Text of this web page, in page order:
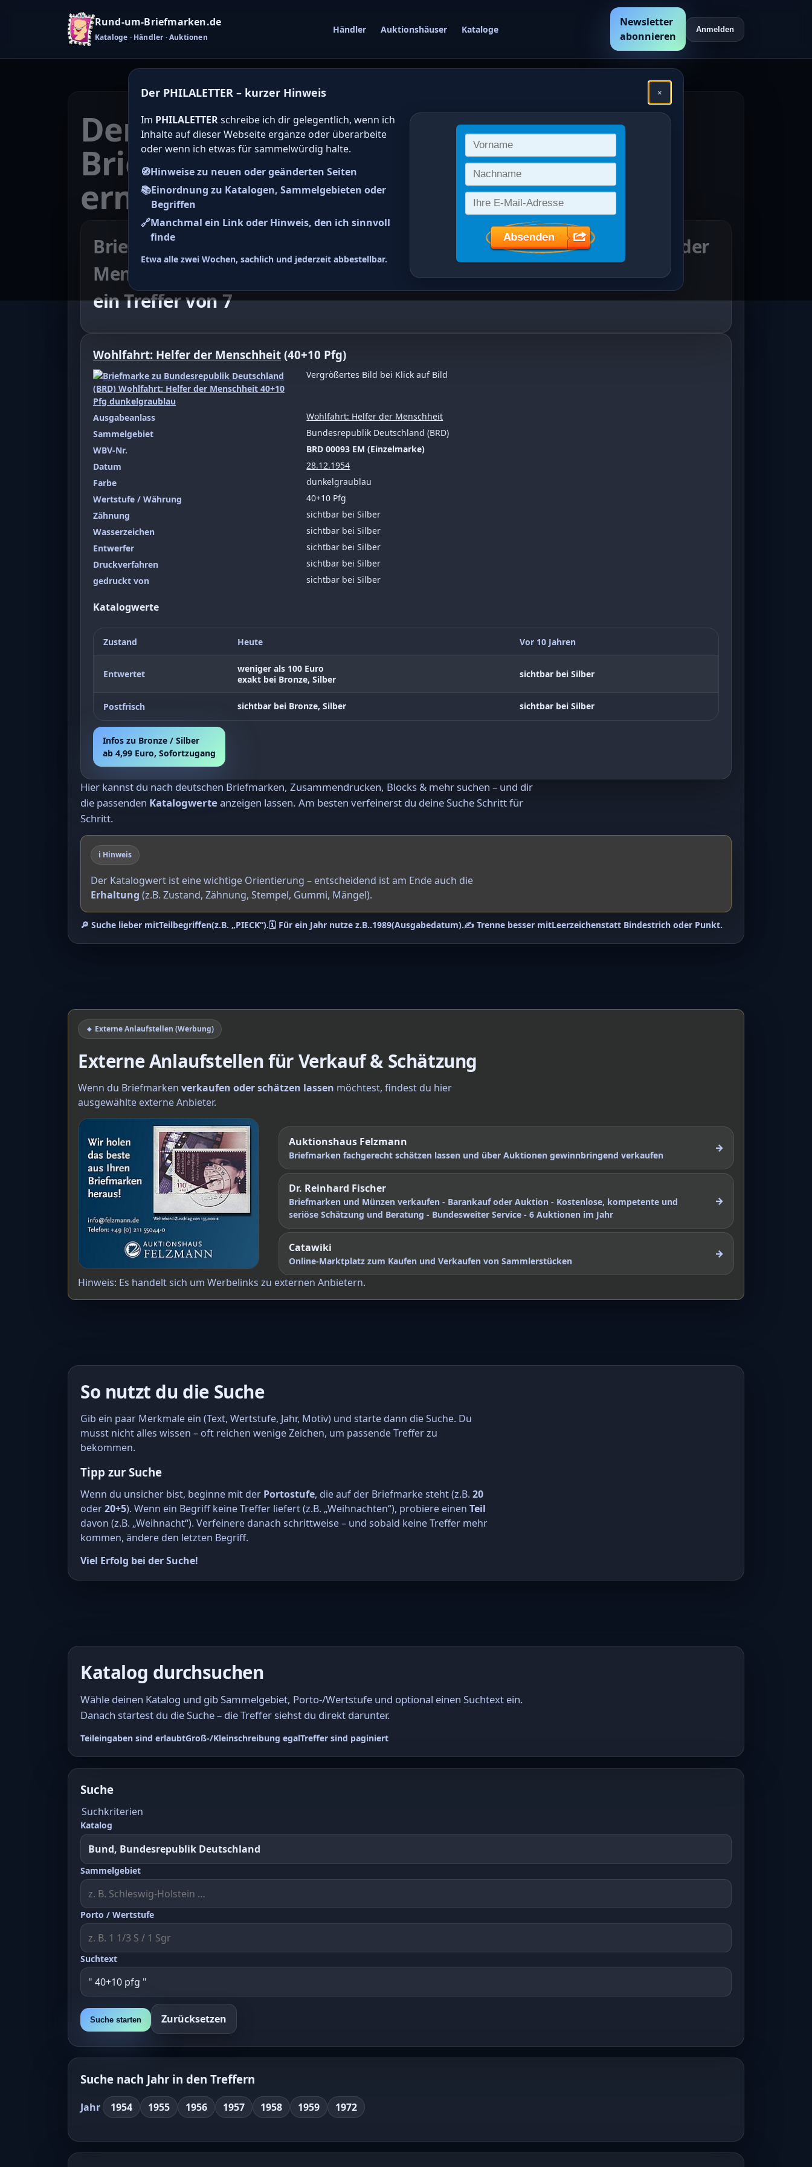
Rund-um-Briefmarken.de
Kataloge · Händler · Auktionen
Händler Auktionshäuser Kataloge
Newsletter
abonnieren
Anmelden
Der PHILALETTER – kurzer Hinweis ×
Im PHILALETTERschreibe ich dir gelegentlich, wenn ich
Inhalte auf dieser Webseite ergänze oder überarbeite
oder wenn ich etwas für sammelwürdig halte.
🧭Hinweise zu neuen oder geänderten Seiten
📚Einordnung zu Katalogen, Sammelgebieten oder
Begriffen
🔗Manchmal ein Link oder Hinweis, den ich sinnvoll
finde
Etwa alle zwei Wochen, sachlich und jederzeit abbestellbar.
Den Katalogwert von deutschen
Briefmarken online bestimmen /
ermitteln
Briefmarke zu Bundesrepublik Deutschland (BRD) Wohlfahrt: Helfer der
Menschheit 40+10 Pfg dunkelgraublau
ein Treffer von 7
Wohlfahrt: Helfer der Menschheit (40+10 Pfg)
Vergrößertes Bild bei Klick auf Bild
Ausgabeanlass
Wohlfahrt: Helfer der Menschheit
Sammelgebiet
Bundesrepublik Deutschland (BRD)
WBV-Nr.
BRD 00093 EM (Einzelmarke)
Datum
28.12.1954
Farbe
dunkelgraublau
Wertstufe / Währung
40+10 Pfg
Zähnung
sichtbar bei Silber
Wasserzeichen
sichtbar bei Silber
Entwerfer
sichtbar bei Silber
Druckverfahren
sichtbar bei Silber
gedruckt von
sichtbar bei Silber
Katalogwerte
Zustand Heute Vor 10 Jahren
Entwertet
weniger als 100 Euro
exakt bei Bronze, Silber
sichtbar bei Silber
Postfrisch sichtbar bei Bronze, Silber sichtbar bei Silber
Infos zu Bronze / Silber
ab 4,99 Euro, Sofortzugang
Hier kannst du nach deutschen Briefmarken, Zusammendrucken, Blocks & mehr suchen – und dir
die passenden Katalogwerteanzeigen lassen. Am besten verfeinerst du deine Suche Schritt für
Schritt.
ℹ️ Hinweis
Der Katalogwert ist eine wichtige Orientierung – entscheidend ist am Ende auch die
Erhaltung (z.B. Zustand, Zähnung, Stempel, Gummi, Mängel).
🔎 Suche lieber mitTeilbegriffen(z.B. „PIECK“).🗓️ Für ein Jahr nutze z.B..1989(Ausgabedatum).✍️ Trenne besser mitLeerzeichenstatt Bindestrich oder Punkt.
🔸 Externe Anlaufstellen (Werbung)
Externe Anlaufstellen für Verkauf & Schätzung
Wenn du Briefmarken verkaufen oder schätzen lassen möchtest, findest du hier
ausgewählte externe Anbieter.
Auktionshaus Felzmann
Briefmarken fachgerecht schätzen lassen und über Auktionen gewinnbringend verkaufen
→
Dr. Reinhard Fischer
Briefmarken und Münzen verkaufen - Barankauf oder Auktion - Kostenlose, kompetente und
seriöse Schätzung und Beratung - Bundesweiter Service - 6 Auktionen im Jahr
→
Catawiki
Online-Marktplatz zum Kaufen und Verkaufen von Sammlerstücken
→
Hinweis: Es handelt sich um Werbelinks zu externen Anbietern.
So nutzt du die Suche
Gib ein paar Merkmale ein (Text, Wertstufe, Jahr, Motiv) und starte dann die Suche. Du
musst nicht alles wissen – oft reichen wenige Zeichen, um passende Treffer zu
bekommen.
Tipp zur Suche
Wenn du unsicher bist, beginne mit der Portostufe, die auf der Briefmarke steht (z.B. 20
oder20+5). Wenn ein Begriff keine Treffer liefert (z.B. „Weihnachten“), probiere einen Teil
davon (z.B. „Weihnacht“). Verfeinere danach schrittweise – und sobald keine Treffer mehr
kommen, ändere den letzten Begriff.
Viel Erfolg bei der Suche!
Katalog durchsuchen
Wähle deinen Katalog und gib Sammelgebiet, Porto-/Wertstufe und optional einen Suchtext ein.
Danach startest du die Suche – die Treffer siehst du direkt darunter.
Teileingaben sind erlaubtGroß-/Kleinschreibung egalTreffer sind paginiert
Suche
Suchkriterien
Katalog
Sammelgebiet
Porto / Wertstufe
Suchtext
Suche starten Zurücksetzen
Suche nach Jahr in den Treffern
Jahr 1954 1955 1956 1957 1958 1959 1972